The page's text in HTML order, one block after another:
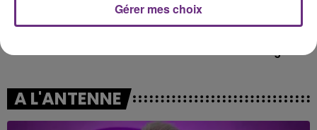
A L'ANTENNE
Gérer mes choix